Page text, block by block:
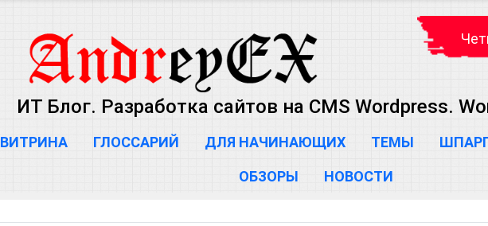
ИТ Блог. Разработка сайтов на CMS Wordpress.
ВИТРИНА ГЛОССАРИЙ ДЛЯ НАЧИНАЮЩИХ ТЕМЫ
ОБЗОРЫ НОВОСТИ